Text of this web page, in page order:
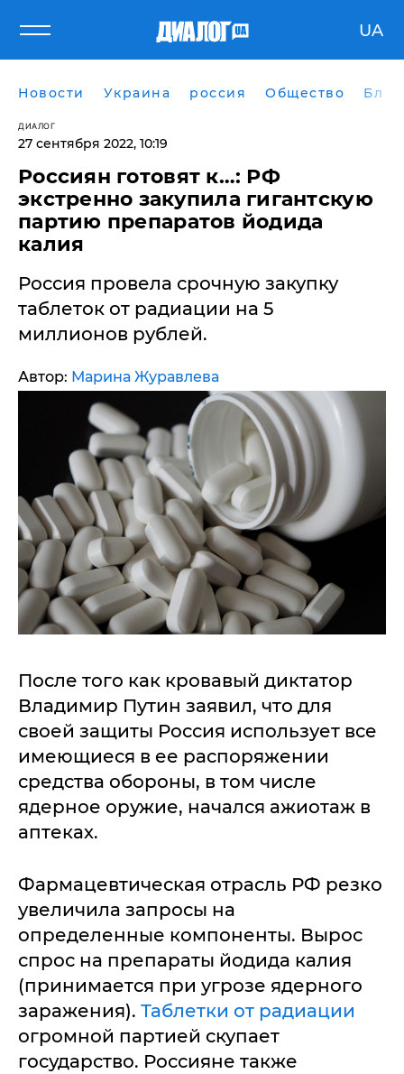
UA
Новости Украина россия Общество
ДИАЛОГ
27 сентября 2022, 10:19
​Россиян готовят к…: РФ
экстренно закупила гигантскую
партию препаратов йодида
калия
Россия провела срочную закупку
таблеток от радиации на 5
миллионов рублей.
Автор: Марина Журавлева
После того как кровавый диктатор
Владимир Путин заявил, что для
своей защиты Россия использует все
имеющиеся в ее распоряжении
средства обороны, в том числе
ядерное оружие, начался ажиотаж в
аптеках.
Фармацевтическая отрасль РФ резко
увеличила запросы на
определенные компоненты. Вырос
спрос на препараты йодида калия
(принимается при угрозе ядерного
заражения). Таблетки от радиации
огромной партией скупает
государство. Россияне также